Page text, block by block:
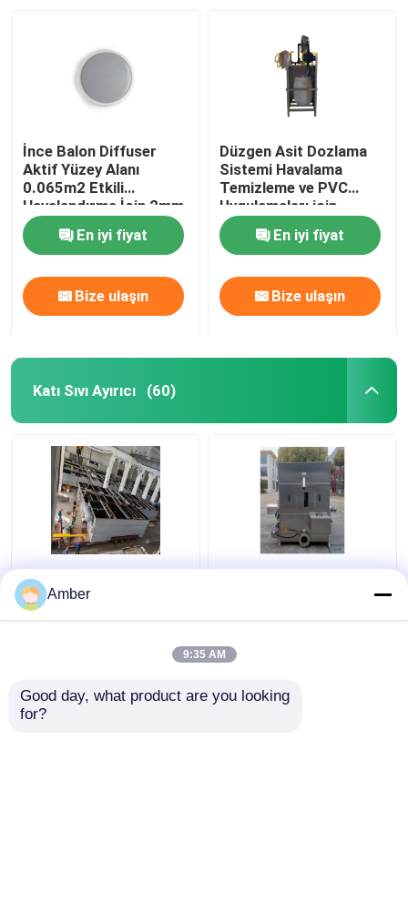
İnce Balon Diffuser
Aktif Yüzey Alanı
0.065m2 Etkili
Havalandırma İçin 2mm
En iyi fiyat
Bize ulaşın
Düzgen Asit Dozlama
Sistemi Havalama
Temizleme ve PVC
Uygulamaları için
En iyi fiyat
Bize ulaşın
Katı Sıvı Ayırıcı (60)
Latin ve Güney Amerika
Atıksu Ön Arıtımı için
Endüstriyel Çözünmüş
Endüstriyel Katı Sıvı
Amber
9:35 AM
Good day, what product are you looking
for?